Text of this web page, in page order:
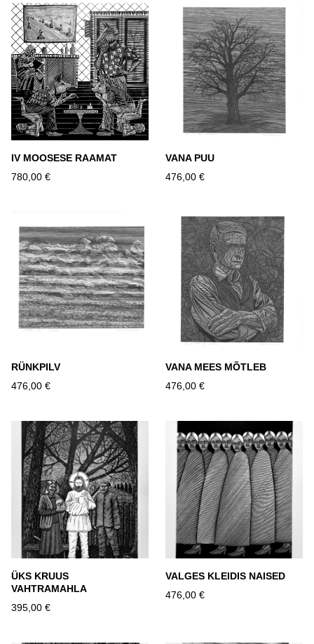
IV MOOSESE RAAMAT
780,00 €
VANA PUU
476,00 €
RÜNKPILV
476,00 €
VANA MEES MÕTLEB
476,00 €
ÜKS KRUUS
VAHTRAMAHLA
395,00 €
VALGES KLEIDIS NAISED
476,00 €